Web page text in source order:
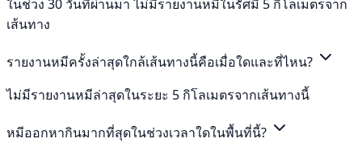
ในช่วง 30 วันที่ผ่านมา ไม่มีรายงานหมีในรัศมี 5 กิโลเมตรจาก
เส้นทาง
รายงานหมีครั้งล่าสุดใกล้เส้นทางนี้คือเมื่อใดและที่ไหน?
ไม่มีรายงานหมีล่าสุดในระยะ 5 กิโลเมตรจากเส้นทางนี้
หมีออกหากินมากที่สุดในช่วงเวลาใดในพื้นที่นี้?